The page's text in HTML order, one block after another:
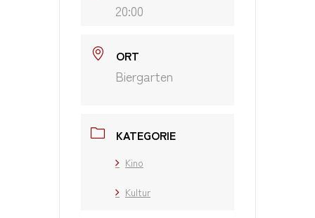
20:00
ORT
Biergarten
KATEGORIE
Kino
Kultur